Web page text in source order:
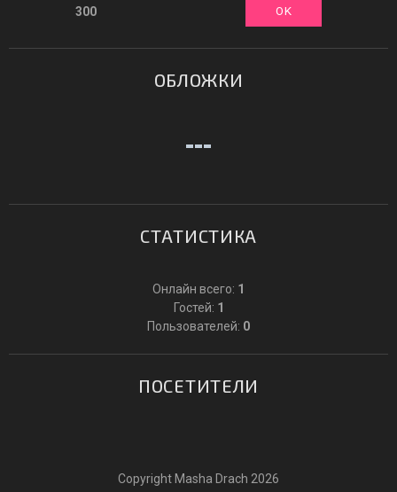
300
ОБЛОЖКИ
СТАТИСТИКА
Онлайн всего: 1
Гостей: 1
Пользователей: 0
ПОСЕТИТЕЛИ
Copyright Masha Drach 2026